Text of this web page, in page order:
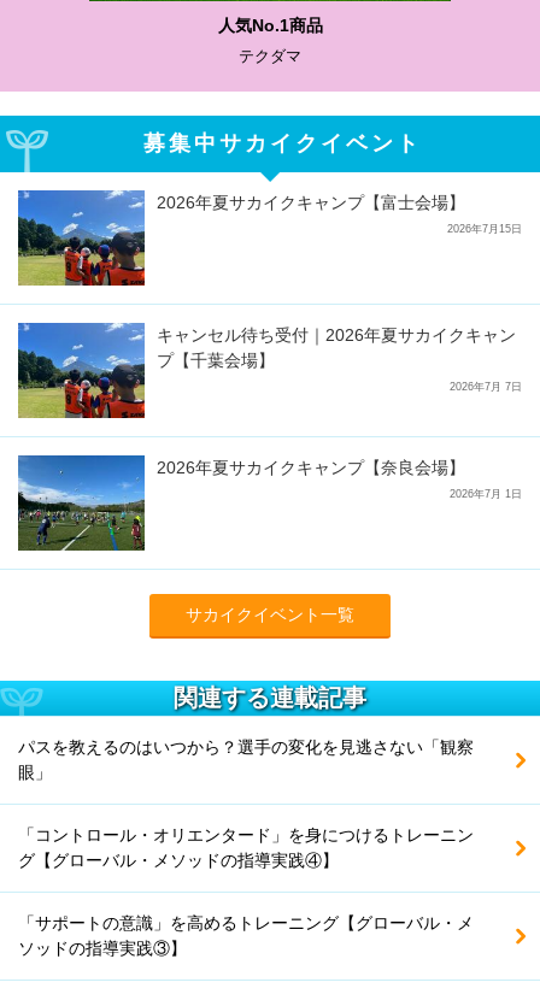
わかりやすい質問に沿って書ける
募集中サカイクイベント
2026年夏サカイクキャンプ【富士会場】
2026年7月15日
キャンセル待ち受付｜2026年夏サカイクキャン
プ【千葉会場】
2026年7月 7日
2026年夏サカイクキャンプ【奈良会場】
2026年7月 1日
サカイクイベント一覧
関連する連載記事
パスを教えるのはいつから？選手の変化を見逃さない「観察
眼」
「コントロール・オリエンタード」を身につけるトレーニン
グ【グローバル・メソッドの指導実践④】
「サポートの意識」を高めるトレーニング【グローバル・メ
ソッドの指導実践③】